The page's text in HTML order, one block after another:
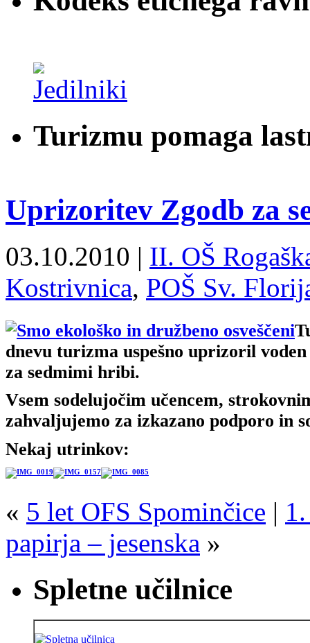
Turizmu pomaga
Uprizoritev Zgodb za
03.10.2010 | II. OŠ
Kostrivnica, POŠ Sv.
dnevu turizma uspešno uprizoril
za sedmimi hribi.
Vsem sodelujočim učencem,
zahvaljujemo za izkazano podporo in
Nekaj utrinkov:
« 5 let OFS Spominčice |
papirja – jesenska »
Spletne učilnice